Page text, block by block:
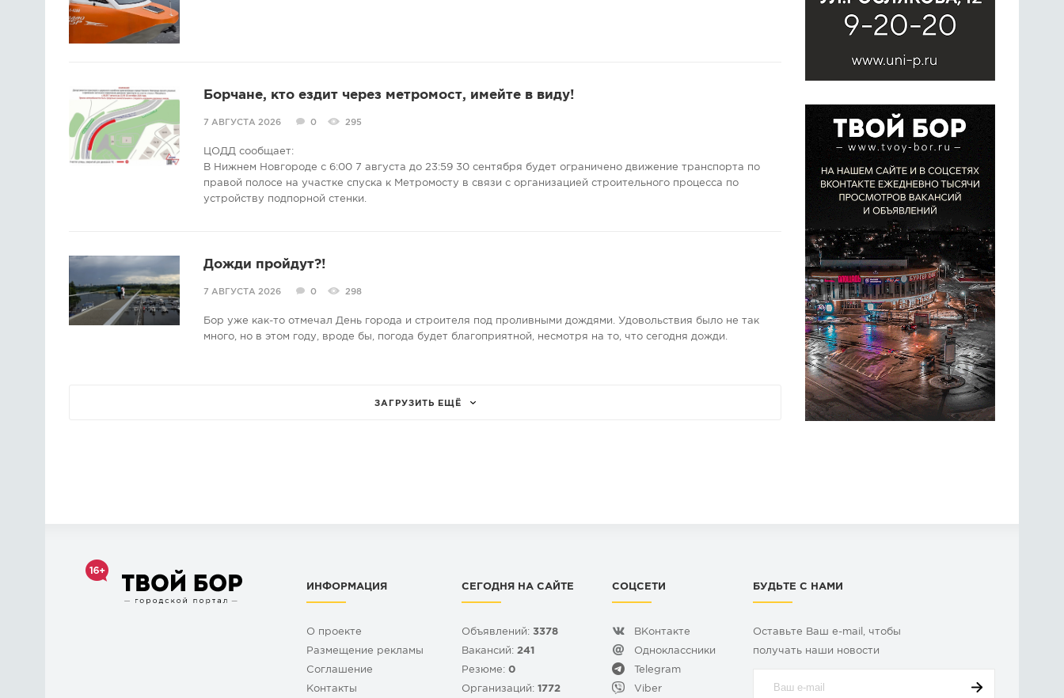
Борчане, кто ездит через метромост, имейте в виду!
7 АВГУСТА 2026 0 295
ЦОДД сообщает:
В Нижнем Новгороде с 6:00 7 августа до 23:59 30 сентября будет ограничено движение транспорта по
правой полосе на участке спуска к Метромосту в связи с организацией строительного процесса по
устройству подпорной стенки.
Дожди пройдут?!
7 АВГУСТА 2026 0 298
Бор уже как-то отмечал День города и строителя под проливными дождями. Удовольствия было не так
много, но в этом году, вроде бы, погода будет благоприятной, несмотря на то, что сегодня дожди.
ЗАГРУЗИТЬ ЕЩЁ
ИНФОРМАЦИЯ
О проекте
Размещение рекламы
Cоглашение
Контакты
СЕГОДНЯ НА САЙТЕ
Объявлений: 3378
Вакансий: 241
Резюме: 0
Организаций: 1772
СОЦСЕТИ
ВКонтакте
Одноклассники
Telegram
Viber
БУДЬТЕ С НАМИ
Оставьте Ваш e-mail, чтобы
получать наши новости